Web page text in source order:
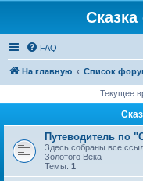
FAQ
На главную Список
Текущее
Путеводитель по
Здесь собраны все
Золотого Века
Темы: 1